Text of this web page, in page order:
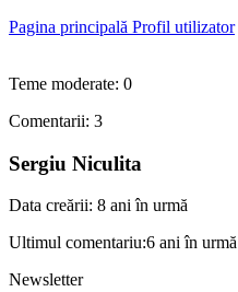
Pagina principală Profil utilizator
Teme moderate: 0
Comentarii: 3
Sergiu Niculita
Data creării: 8 ani în urmă
Ultimul comentariu:6 ani în urmă
Newsletter